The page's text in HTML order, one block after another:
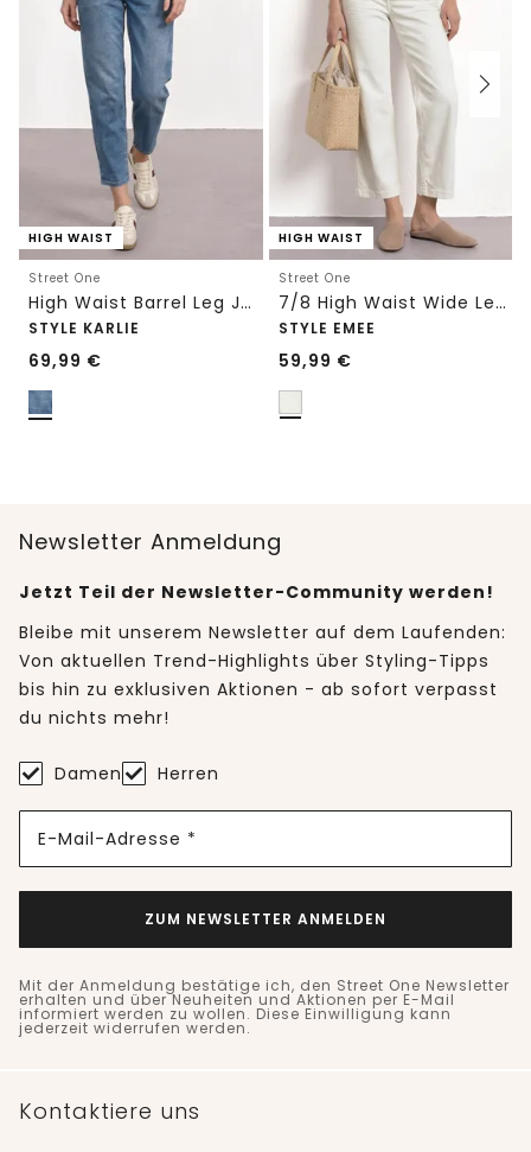
HIGH WAIST
Street One
High Waist Barrel Leg Jeans im Loose Fit
STYLE KARLIE
69,99 €
HIGH WAIST
Street One
7/8 High Waist Wide Leg Jeans im Loose Fit
STYLE EMEE
59,99 €
Newsletter Anmeldung
Jetzt Teil der Newsletter-Community werden!
Bleibe mit unserem Newsletter auf dem Laufenden:
Von aktuellen Trend-Highlights über Styling-Tipps
bis hin zu exklusiven Aktionen - ab sofort verpasst
du nichts mehr!
Damen Herren
E-Mail-Adresse *
ZUM NEWSLETTER ANMELDEN
Mit der Anmeldung bestätige ich, den Street One Newsletter
erhalten und über Neuheiten und Aktionen per E-Mail
informiert werden zu wollen. Diese Einwilligung kann
jederzeit widerrufen werden.
Kontaktiere uns